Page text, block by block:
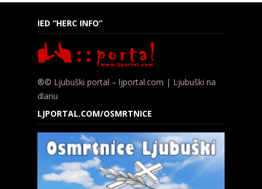
IED “HERC INFO”
®© Ljubuški portal – ljportal.com | Ljubuški na
dlanu
LJPORTAL.COM/OSMRTNICE